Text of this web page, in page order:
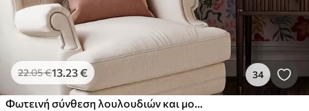
22.05€13.23€ 34
Φωτεινή σύνθεση λουλουδιών και μούρων με παπαγάλους